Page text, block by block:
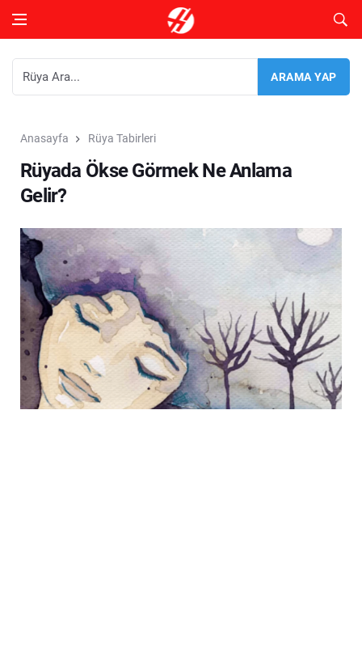
Anasayfa Rüya Tabirleri
Rüyada Ökse Görmek Ne Anlama
Gelir?